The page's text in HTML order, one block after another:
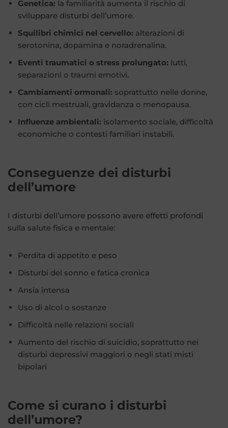
Genetica: la familiarità aumenta il rischio di
sviluppare disturbi dell’umore.
Squilibri chimici nel cervello: alterazioni di
serotonina, dopamina e noradrenalina.
Eventi traumatici o stress prolungato: lutti,
separazioni o traumi emotivi.
Cambiamenti ormonali: soprattutto nelle donne,
con cicli mestruali, gravidanza o menopausa.
Influenze ambientali: isolamento sociale, difficoltà
economiche o contesti familiari instabili.
Conseguenze dei disturbi
dell’umore
I disturbi dell’umore possono avere effetti profondi
sulla salute fisica e mentale:
Perdita di appetito e peso
Disturbi del sonno e fatica cronica
Ansia intensa
Uso di alcol o sostanze
Difficoltà nelle relazioni sociali
Aumento del rischio di suicidio, soprattutto nei
disturbi depressivi maggiori o negli stati misti
bipolari
Come si curano i disturbi
dell’umore?